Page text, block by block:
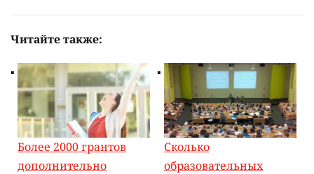
Читайте также:
Более 2000 грантов
дополнительно
Сколько
образовательных